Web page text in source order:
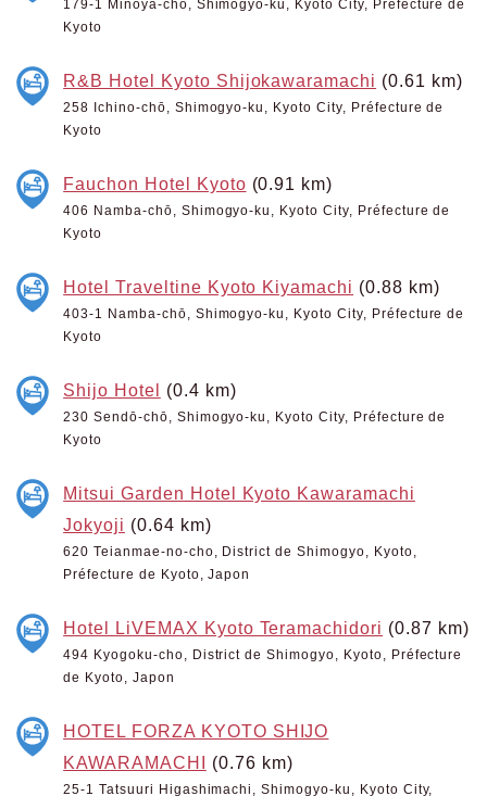
179-1 Minoya-chō, Shimogyo-ku, Kyoto City, Préfecture de
Kyoto
R&B Hotel Kyoto Shijokawaramachi (0.61 km)
258 Ichino-chō, Shimogyo-ku, Kyoto City, Préfecture de
Kyoto
Fauchon Hotel Kyoto (0.91 km)
406 Namba-chō, Shimogyo-ku, Kyoto City, Préfecture de
Kyoto
Hotel Traveltine Kyoto Kiyamachi (0.88 km)
403-1 Namba-chō, Shimogyo-ku, Kyoto City, Préfecture de
Kyoto
Shijo Hotel (0.4 km)
230 Sendō-chō, Shimogyo-ku, Kyoto City, Préfecture de
Kyoto
Mitsui Garden Hotel Kyoto Kawaramachi
Jokyoji (0.64 km)
620 Teianmae-no-cho, District de Shimogyo, Kyoto,
Préfecture de Kyoto, Japon
Hotel LiVEMAX Kyoto Teramachidori (0.87 km)
494 Kyogoku-cho, District de Shimogyo, Kyoto, Préfecture
de Kyoto, Japon
HOTEL FORZA KYOTO SHIJO
KAWARAMACHI (0.76 km)
25-1 Tatsuuri Higashimachi, Shimogyo-ku, Kyoto City,